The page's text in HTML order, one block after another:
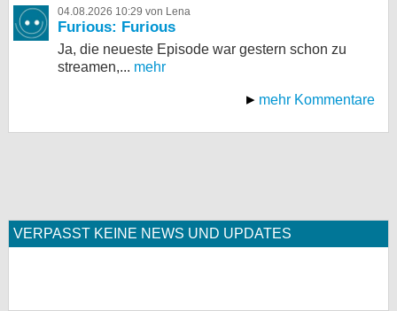
04.08.2026 10:29 von Lena
Furious: Furious
Ja, die neueste Episode war gestern schon zu
streamen,... mehr
mehr Kommentare
VERPASST KEINE NEWS UND UPDATES